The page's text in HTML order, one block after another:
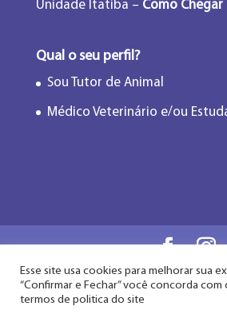
Unidade Itatiba – Como Chegar
Qual o seu perfil?
Sou Tutor de Animal
Médico Veterinário e/ou
Flor de Lótus Acupuntura
Esse site usa cookies para melhorar sua
“Confirmar e Fechar” você concorda
termos de politica do site